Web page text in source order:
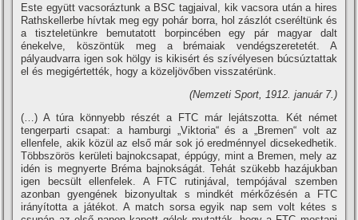
Este együtt vacsoráztunk a BSC tagjaival, kik vacsora után a hires
Rathskellerbe hí­vtak meg egy pohár borra, hol zászlót cseréltünk és
a tiszteletünkre bemutatott borpincében egy pár magyar dalt
énekelve, köszöntük meg a brémaiak vendégszeretetét. A
pályaudvarra igen sok hölgy is kikisért és szí­vélyesen búcsúztattak
el és megigértették, hogy a közeljövőben visszatérünk.
(Nemzeti Sport, 1912. január 7.)
(…) A túra könnyebb részét a FTC már lejátszotta. Két német
tengerparti csapat: a hamburgi „Viktoria“ és a „Bremen“ volt az
ellenfele, akik közül az első már sok jó eredménnyel dicsekedhetik.
Többszörös kerületi bajnokcsapat, éppúgy, mint a Bremen, mely az
idén is megnyerte Bréma bajnokságát. Tehát szükebb hazájukban
igen becsült ellenfelek. A FTC rutinjával, tempójával szemben
azonban gyengének bizonyultak s mindkét mérkőzésén a FTC
irányí­totta a játékot. A match sorsa egyik nap sem volt kétes s